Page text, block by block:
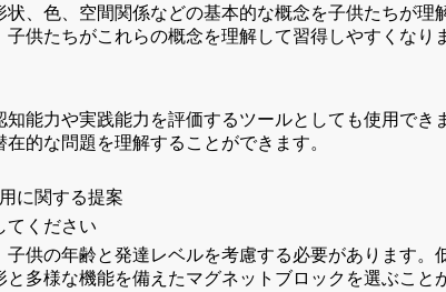
、色、空間関係などの基本的な概念を子供たちが
供たちがこれらの概念を理解して習得しやすくなり
能力や実践能力を評価するツールとしても使用で
的な問題を理解することができます。
に関する提案
てください
供の年齢と発達レベルを考慮する必要があります
多様な機能を備えたマグネットブロックを選ぶこと